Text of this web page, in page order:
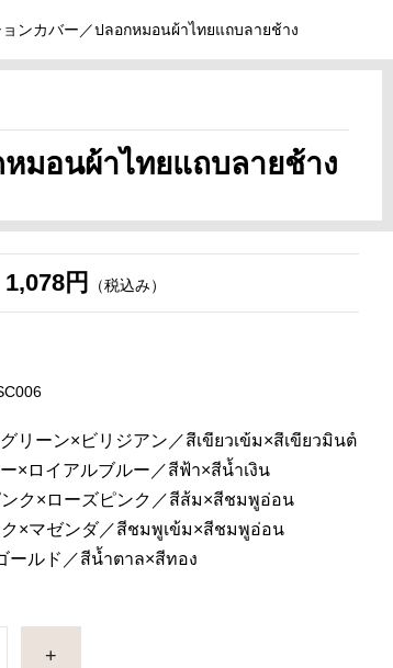
ョンカバー／ปลอกหมอนผ้าไทยแถบลายช้าง
หมอนผ้าไทยแถบลายช้าง
1,078円 （税込み）
リーン×ビリジアン／สีเขียวเข้ม×สีเขียวมิ้นต์
×ロイアルブルー／สีฟ้า×สีน้ำเงิน
ンク×ローズピンク／สีส้ม×สีชมพูอ่อน
ク×マゼンダ／สีชมพูเข้ม×สีชมพูอ่อน
ールド／สีน้ำตาล×สีทอง
+